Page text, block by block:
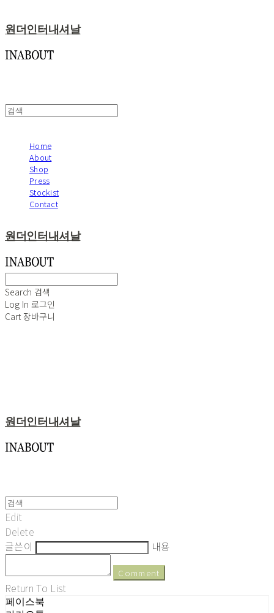
원더인터내셔날
Home
About
Shop
Press
Stockist
Contact
원더인터내셔날
Search 검색
Log In 로그인
Cart 장바구니
원더인터내셔날
Edit
Delete
글쓴이
내용
Comment
Return To List
페이스북